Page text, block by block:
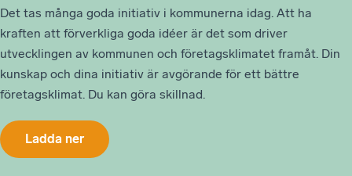
Det tas många goda initiativ i kommunerna idag. Att ha
kraften att förverkliga goda idéer är det som driver
utvecklingen av kommunen och företagsklimatet framåt. Din
kunskap och dina initiativ är avgörande för ett bättre
företagsklimat. Du kan göra skillnad.
Ladda ner